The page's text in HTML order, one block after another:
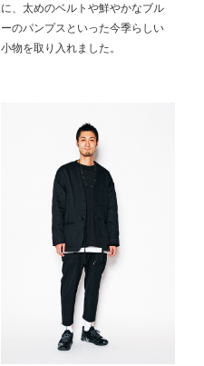
に、太めのベルトや鮮やかなブル
ーのパンプスといった今季らしい
小物を取り入れました。